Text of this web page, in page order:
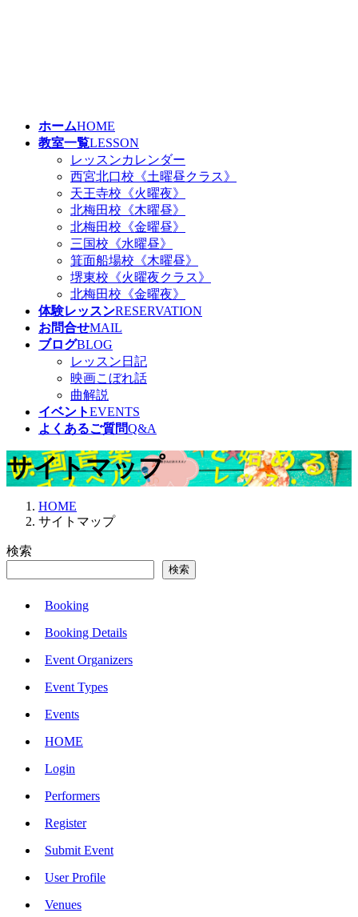
ホームHOME
教室一覧LESSON
レッスンカレンダー
西宮北口校《土曜昼クラス》
天王寺校《火曜夜》
北梅田校《木曜昼》
北梅田校《金曜昼》
三国校《水曜昼》
箕面船場校《木曜昼》
堺東校《火曜夜クラス》
北梅田校《金曜夜》
体験レッスンRESERVATION
お問合せMAIL
ブログBLOG
レッスン日記
映画こぼれ話
曲解説
イベントEVENTS
よくあるご質問Q&A
サイトマップ
HOME
サイトマップ
検索
検索
Booking
Booking Details
Event Organizers
Event Types
Events
HOME
Login
Performers
Register
Submit Event
User Profile
Venues